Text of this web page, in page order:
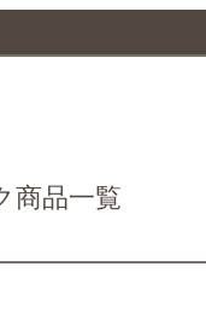
商品一覧
優先度順
レビュー順